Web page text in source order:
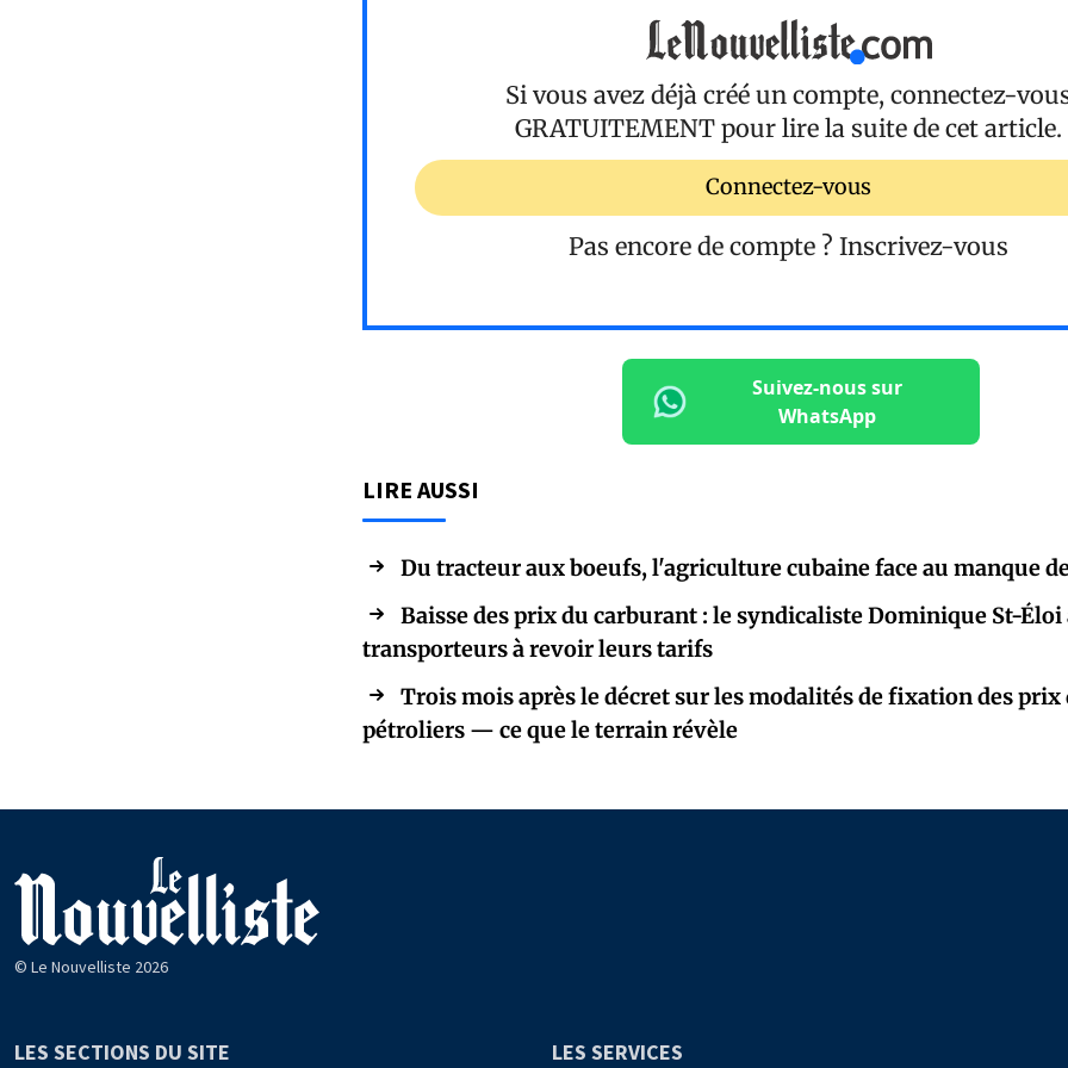
Si vous avez déjà créé un compte, connectez-
GRATUITEMENT pour lire la suite de cet article.
Connectez-vous
Pas encore de compte ? Inscrivez-vous
Suivez-nous sur
WhatsApp
LIRE AUSSI
Du tracteur aux boeufs, l'agriculture cubaine face au manque
Baisse des prix du carburant : le syndicaliste Dominique St-Éloi
transporteurs à revoir leurs tarifs
Trois mois après le décret sur les modalités de fixation des prix
pétroliers — ce que le terrain révèle
© Le Nouvelliste 2026
LES SECTIONS DU SITE LES SERVICES